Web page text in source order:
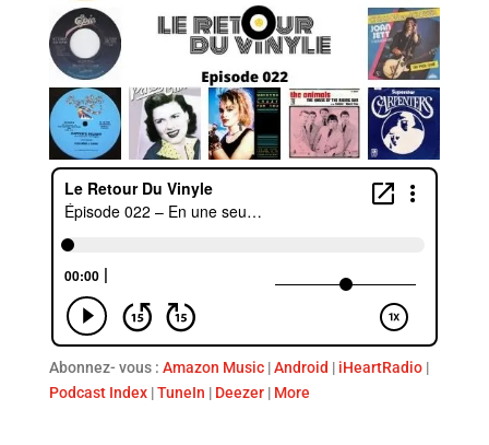
Abonnez- vous : Amazon Music|Android | iHeartRadio|
Podcast Index|TuneIn | Deezer| More